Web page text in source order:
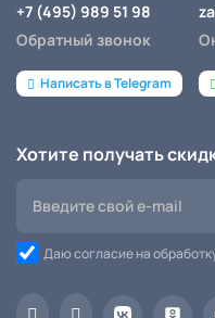
+7 (495) 989 51 98
Обратный звонок
Написать в Telegram
Хотите получать
Даю согласие на